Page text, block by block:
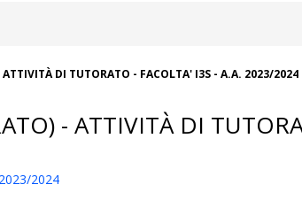
DI TUTORATO - FACOLTA' I3S - A.A. 2023/2024
- ATTIVITÀ DI
2024